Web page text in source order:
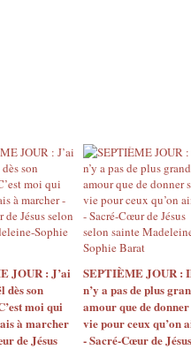
JOUR : J’ai
dès son
moi qui
à marcher
de Jésus
SEPTIÈME JOUR :
n’y a pas de plus
amour que de donner
vie pour ceux qu’on
- Sacré-Cœur de Jésus